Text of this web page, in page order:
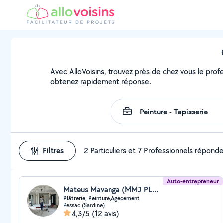
Avec AlloVoisins, trouvez près de chez vous le
obtenez rapidement réponse.
Filtres 2 Particuliers et 7 Professionnels
Auto-entrepreneur
Mateus Mavanga (MMJ PLATRERIE)
Plâtrerie, Peinture,Agecement
Pessac (Sardine)
4,3/5 (12 avis)